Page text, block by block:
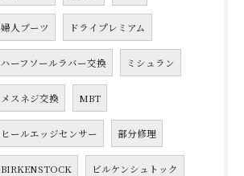
婦人ブーツ ドライプレミアム
ハーフソールラバー交換 ミシュラン
メスネジ交換 MBT
ヒールエッジセンサー 部分修理
BIRKENSTOCK ビルケンシュトック